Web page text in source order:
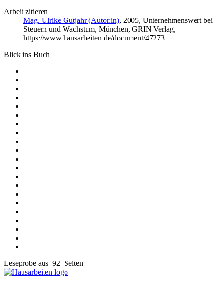
Arbeit zitieren
Mag. Ulrike Gutjahr (Autor:in), 2005, Unternehmenswert bei
Steuern und Wachstum, München, GRIN Verlag,
https://www.hausarbeiten.de/document/47273
Blick ins Buch